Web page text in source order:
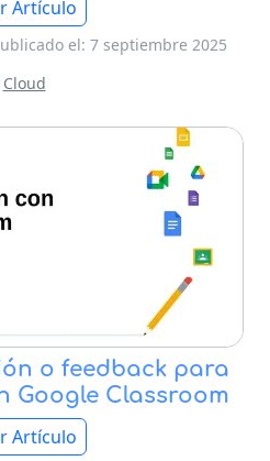
Artículo
el: 7 septiembre 2025
Cloud
o feedback para
Google Classroom
Artículo